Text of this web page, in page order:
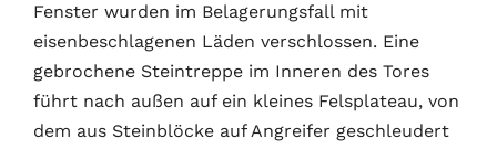
Fenster wurden im Belagerungsfall mit
eisenbeschlagenen Läden verschlossen. Eine
gebrochene Steintreppe im Inneren des Tores
führt nach außen auf ein kleines Felsplateau, von
dem aus Steinblöcke auf Angreifer geschleudert